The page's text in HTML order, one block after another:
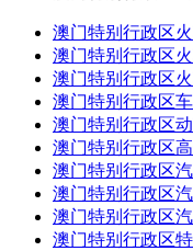
澳门特别行政区
澳门特别行政区
澳门特别行政区
澳门特别行政区
澳门特别行政区
澳门特别行政区
澳门特别行政区
澳门特别行政区
澳门特别行政区
澳门特别行政区